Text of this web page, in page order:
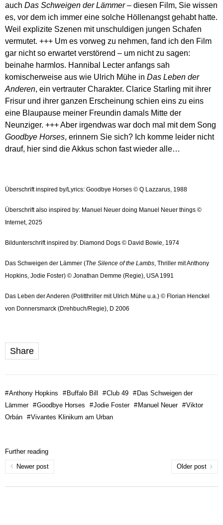
auch Das Schweigen der Lämmer– diesen Film, Sie wissen
es, vor dem ich immer eine solche Höllenangst gehabt hatte.
Weil explizite Szenen mit unschuldigen jungen Schafen
vermutet. +++ Um es vorweg zu nehmen, fand ich den Film
gar nicht so erwartet verstörend – um nicht zu sagen:
beinahe harmlos. Hannibal Lecter anfangs sah
komischerweise aus wie Ulrich Mühe in Das Leben der
Anderen, ein vertrauter Charakter. Clarice Starling mit ihrer
Frisur und ihrer ganzen Erscheinung schien eins zu eins
eine Blaupause meiner Freundin damals Mitte der
Neunziger. +++ Aber irgendwas war doch mal mit dem Song
Goodbye Horses, erinnern Sie sich? Ich komme leider nicht
drauf, hier sind die Akkus schon fast wieder alle…
Überschrift inspired by/Lyrics: Goodbye Horses © Q Lazzarus, 1988
Überschrift also inspired by: Manuel Neuer doing Manuel Neuer things ©
Internet, 2025
Bildunterschrift inspired by: Diamond Dogs © David Bowie, 1974
Das Schweigen der Lämmer (The Silence of the Lambs , Thriller mit Anthony
Hopkins, Jodie Foster) © Jonathan Demme (Regie), USA 1991
Das Leben der Anderen (Politthriller mit Ulrich Mühe u.a.) © Florian Henckel
von Donnersmarck (Drehbuch/Regie), D 2006
Share
#Anthony Hopkins # Buffalo Bill #Club 49 # Das Schweigen der
Lämmer #Goodbye Horses #Jodie Foster # Manuel Neuer #Viktor
Orbán #Vivantes Klinikum am Urban
Further reading
Older post
Newer post